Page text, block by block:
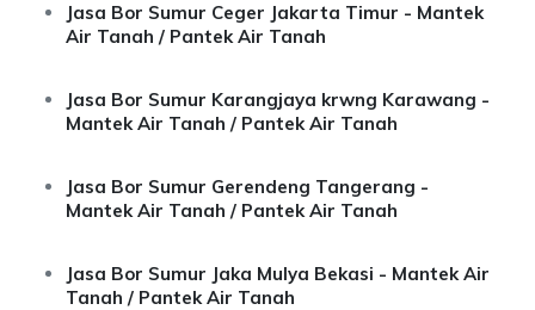
Jasa Bor Sumur Ceger Jakarta Timur - Mantek
Air Tanah / Pantek Air Tanah
Jasa Bor Sumur Karangjaya krwng Karawang -
Mantek Air Tanah / Pantek Air Tanah
Jasa Bor Sumur Gerendeng Tangerang -
Mantek Air Tanah / Pantek Air Tanah
Jasa Bor Sumur Jaka Mulya Bekasi - Mantek Air
Tanah / Pantek Air Tanah